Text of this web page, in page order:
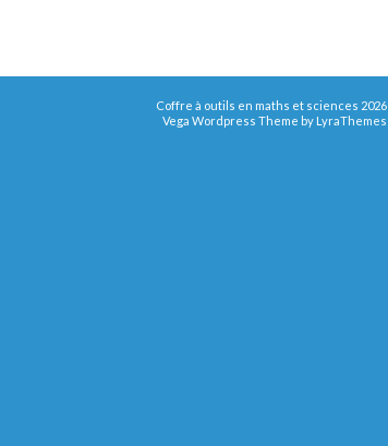
Coffre à outils en maths et sciences 2026
Vega Wordpress Theme by LyraThemes